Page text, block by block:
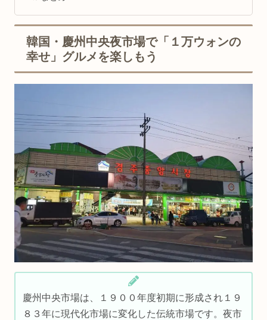
韓国・慶州中央夜市場で「１万ウォンの
幸せ」グルメを楽しもう
慶州中央市場は、１９００年度初期に形成され１９
８３年に現代化市場に変化した伝統市場です。夜市